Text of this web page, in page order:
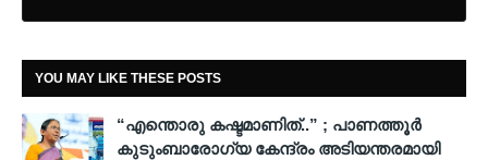
YOU MAY LIKE THESE POSTS
“എന്തൊരു കഷ്ടമാണിത്..” ; പാണത്തൂർ
കുടുംബാരോ​ഗ്യ കേന്ദ്രം അടിയന്തരമായി